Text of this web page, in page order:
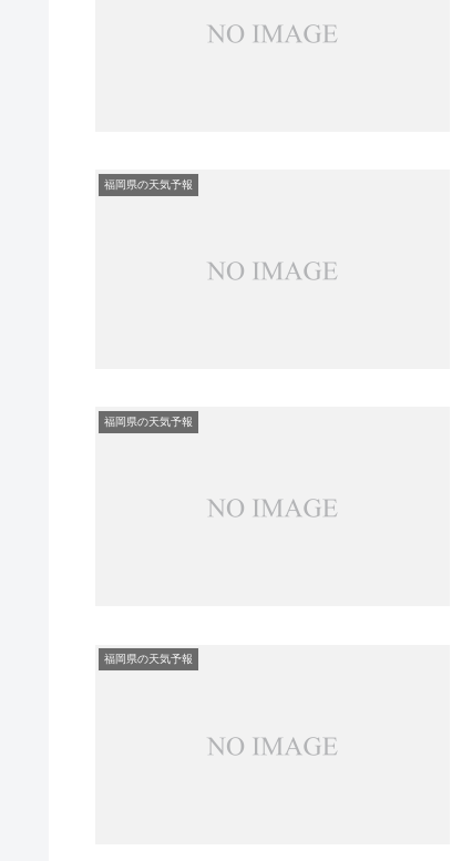
福岡県の天気予報
福岡県の天気予報
福岡県の天気予報